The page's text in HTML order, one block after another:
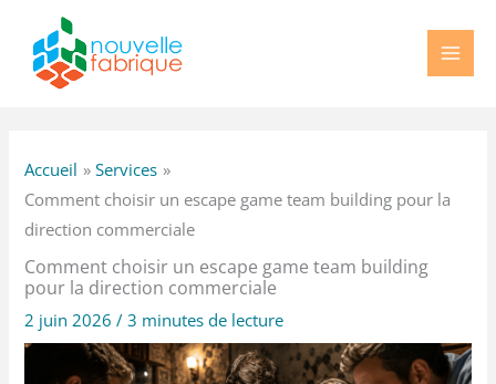
contenu
Accueil
Services
Comment choisir un escape game team building pour la
direction commerciale
Comment choisir un escape game team building
pour la direction commerciale
2 juin 2026/3 minutes de lecture